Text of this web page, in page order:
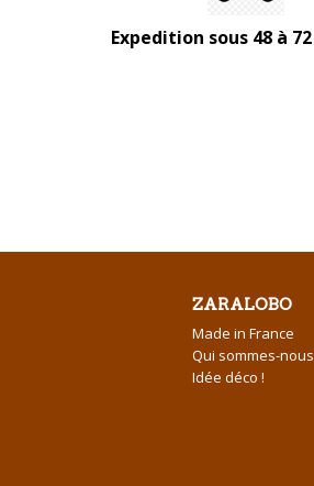
Expedition sous 48 à
ZARALOBO
Made in France
Qui sommes-
Idée déco !